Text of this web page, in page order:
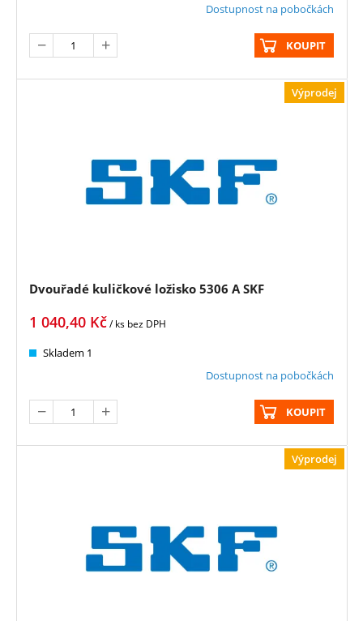
Dostupnost na pobočkách
KOUPIT
Výprodej
Dvouřadé kuličkové ložisko 5306 A SKF
1 040,40 Kč/ ks bez DPH
Skladem 1
Dostupnost na pobočkách
KOUPIT
Výprodej